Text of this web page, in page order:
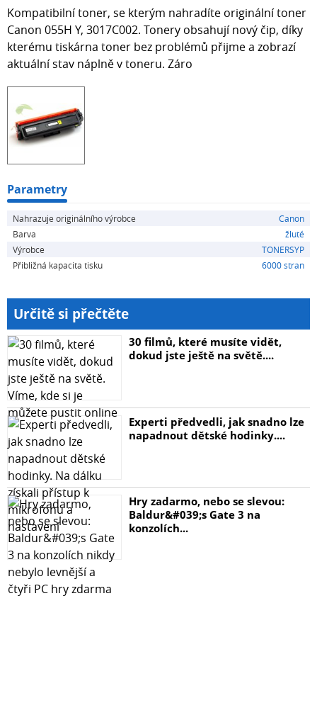
Kompatibilní toner, se kterým nahradíte originální toner
Canon 055H Y, 3017C002. Tonery obsahují nový čip, díky
kterému tiskárna toner bez problémů přijme a zobrazí
aktuální stav náplně v toneru. Záro
Parametry
Nahrazuje originálního výrobce
Canon
Barva
žluté
Výrobce
TONERSYP
Přibližná kapacita tisku
6000 stran
Určitě si přečtěte
30 filmů, které musíte vidět,
dokud jste ještě na světě....
Experti předvedli, jak snadno lze
napadnout dětské hodinky....
Hry zadarmo, nebo se slevou:
Baldur&#039;s Gate 3 na
konzolích...